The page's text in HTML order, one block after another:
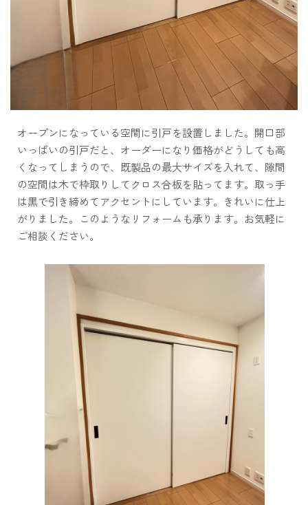
オープンになっている空間に引戸を設置しました。開口部
いっぱいの引戸だと、オーダーになり価格がどうしても高
くなってしまうので、既製品の最大サイズを入れて、隙間
の空間は木で枠取りしてクロス合板を貼ってます。取っ手
は黒で引き締めてアクセントにしています。きれいに仕上
がりました。このようなリフォームも承ります。お気軽に
ご相談ください。